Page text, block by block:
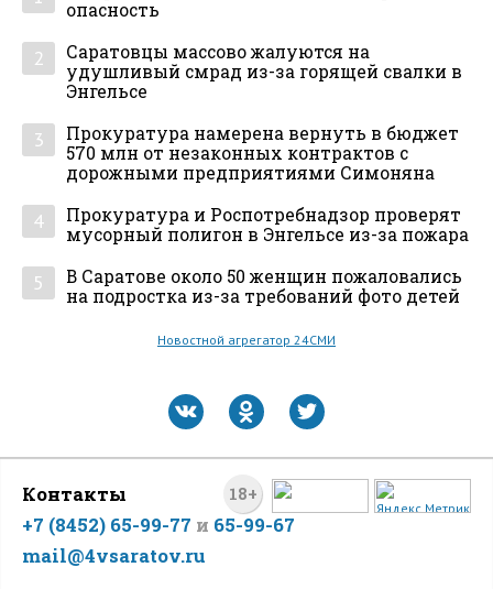
опасность
2
Саратовцы массово жалуются на
удушливый смрад из-за горящей свалки в
Энгельсе
3
Прокуратура намерена вернуть в бюджет
570 млн от незаконных контрактов с
дорожными предприятиями Симоняна
4
Прокуратура и Роспотребнадзор проверят
мусорный полигон в Энгельсе из-за пожара
5
В Саратове около 50 женщин пожаловались
на подростка из-за требований фото детей
Новостной агрегатор 24СМИ
18+
Контакты
+7 (8452) 65-99-77 и 65-99-67
mail@4vsaratov.ru